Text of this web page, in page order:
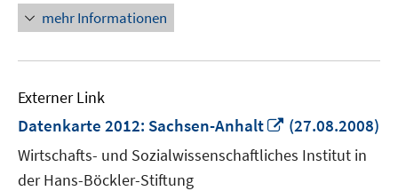
mehr Informationen
Externer Link
Datenkarte 2012: Sachsen-Anhalt
In
neuem
Fenster
(27.08.2008)
Wirtschafts- und Sozialwissenschaftliches Institut in
der Hans-Böckler-Stiftung